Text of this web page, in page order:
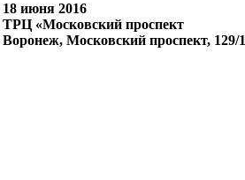
18 июня 2016
ТРЦ «Московский проспект
Воронеж, Московский проспект, 129/1